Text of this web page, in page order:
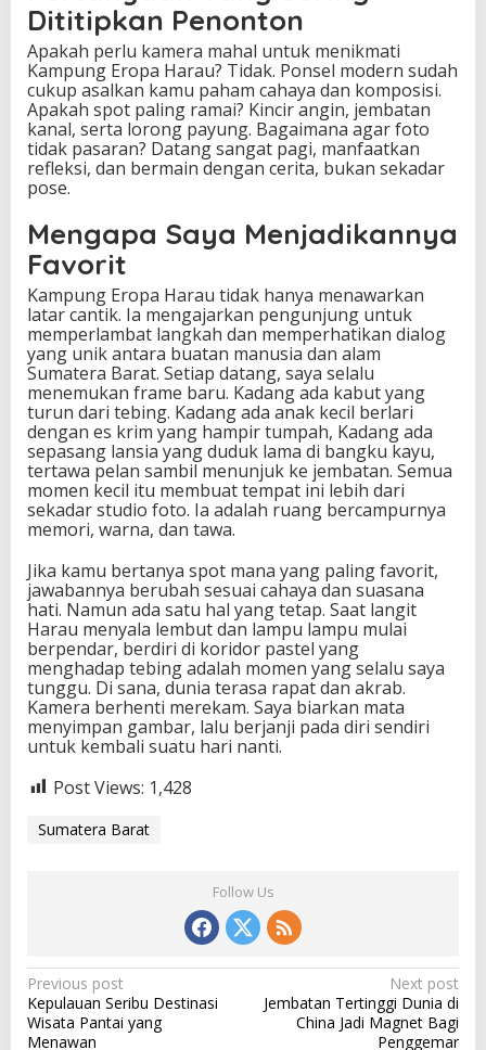
Dititipkan Penonton
Apakah perlu kamera mahal untuk menikmati
Kampung Eropa Harau? Tidak. Ponsel modern sudah
cukup asalkan kamu paham cahaya dan komposisi.
Apakah spot paling ramai? Kincir angin, jembatan
kanal, serta lorong payung. Bagaimana agar foto
tidak pasaran? Datang sangat pagi, manfaatkan
refleksi, dan bermain dengan cerita, bukan sekadar
pose.
Mengapa Saya Menjadikannya
Favorit
Kampung Eropa Harau tidak hanya menawarkan
latar cantik. Ia mengajarkan pengunjung untuk
memperlambat langkah dan memperhatikan dialog
yang unik antara buatan manusia dan alam
Sumatera Barat. Setiap datang, saya selalu
menemukan frame baru. Kadang ada kabut yang
turun dari tebing. Kadang ada anak kecil berlari
dengan es krim yang hampir tumpah, Kadang ada
sepasang lansia yang duduk lama di bangku kayu,
tertawa pelan sambil menunjuk ke jembatan. Semua
momen kecil itu membuat tempat ini lebih dari
sekadar studio foto. Ia adalah ruang bercampurnya
memori, warna, dan tawa.
Jika kamu bertanya spot mana yang paling favorit,
jawabannya berubah sesuai cahaya dan suasana
hati. Namun ada satu hal yang tetap. Saat langit
Harau menyala lembut dan lampu lampu mulai
berpendar, berdiri di koridor pastel yang
menghadap tebing adalah momen yang selalu saya
tunggu. Di sana, dunia terasa rapat dan akrab.
Kamera berhenti merekam. Saya biarkan mata
menyimpan gambar, lalu berjanji pada diri sendiri
untuk kembali suatu hari nanti.
Post Views: 1,428
Sumatera Barat
Follow Us
P
o
Previous post
Kepulauan Seribu Destinasi
Wisata Pantai yang
Menawan
Next post
Jembatan Tertinggi Dunia di
China Jadi Magnet Bagi
Penggemar